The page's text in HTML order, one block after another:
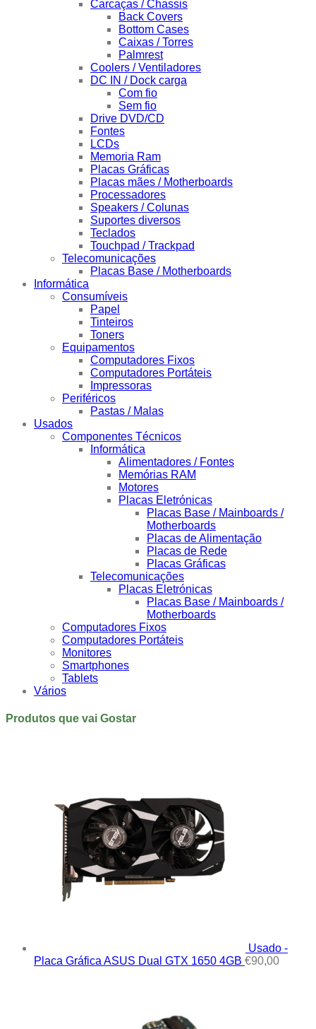
Carcaças / Chassis
Back Covers
Bottom Cases
Caixas / Torres
Palmrest
Coolers / Ventiladores
DC IN / Dock carga
Com fio
Sem fio
Drive DVD/CD
Fontes
LCDs
Memoria Ram
Placas Gráficas
Placas mães / Motherboards
Processadores
Speakers / Colunas
Suportes diversos
Teclados
Touchpad / Trackpad
Telecomunicações
Placas Base / Motherboards
Informática
Consumíveis
Papel
Tinteiros
Toners
Equipamentos
Computadores Fixos
Computadores Portáteis
Impressoras
Periféricos
Pastas / Malas
Usados
Componentes Técnicos
Informática
Alimentadores / Fontes
Memórias RAM
Motores
Placas Eletrónicas
Placas Base / Mainboards /
Motherboards
Placas de Alimentação
Placas de Rede
Placas Gráficas
Telecomunicações
Placas Eletrónicas
Placas Base / Mainboards /
Motherboards
Computadores Fixos
Computadores Portáteis
Monitores
Smartphones
Tablets
Vários
Produtos que vai Gostar
Usado -
Placa Gráfica ASUS Dual GTX 1650 4GB €90,00